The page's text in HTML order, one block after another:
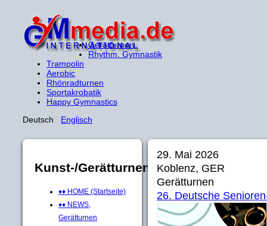
Gerätturnen
Rhythm. Gymnastik
Trampolin
Aerobic
Rhönradturnen
Sportakrobatik
Happy Gymnastics
Deutsch Englisch
Kunst-/Gerätturnen
♦♦ HOME (Startseite)
♦♦ NEWS,
Gerätturnen
29. Mai 2026
Koblenz, GER
Gerätturnen
26. Deutsche